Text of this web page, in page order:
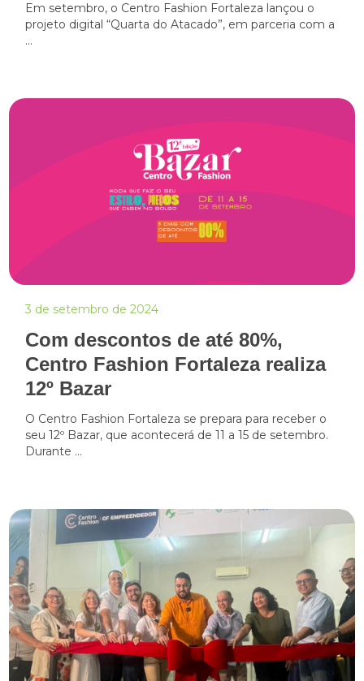
Em setembro, o Centro Fashion Fortaleza lançou o
projeto digital “Quarta do Atacado”, em parceria com a
...
3 de setembro de 2024
Com descontos de até 80%,
Centro Fashion Fortaleza realiza
12º Bazar
O Centro Fashion Fortaleza se prepara para receber o
seu 12º Bazar, que acontecerá de 11 a 15 de setembro.
Durante ...